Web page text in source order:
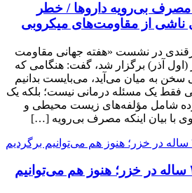
بی‌رویه داروها / خطر
ناشی از مقاومت‌های میکروبی
در نشست «هفته جهانی مقاومت
(اول آذر) برگزار شد، گفت: هنگامی که
سخن به میان می‌آید، می‌بایست بدانیم
فقط یک مسئله درمانی نیست؛ بلکه یک
شامل مؤلفه‌های زیست محیطی و
با بیان اینکه مصرف بی‌رویه […]
فرصت‌سوزی ۳۰ ساله در خزر؛ هنوز هم می‌توانیم